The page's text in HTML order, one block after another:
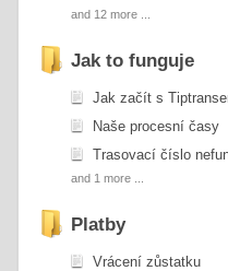
and 12 more ...
Jak to funguje
Jak začít s
Naše procesní časy
Trasovací číslo nefunguje / není
and 1 more ...
Platby
Vrácení zůstatku